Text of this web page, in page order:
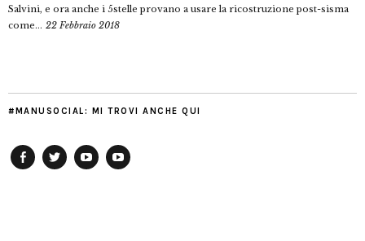
Salvini, e ora anche i 5stelle provano a usare la ricostruzione post-sisma
come... 22 Febbraio 2018
#MANUSOCIAL: MI TROVI ANCHE QUI